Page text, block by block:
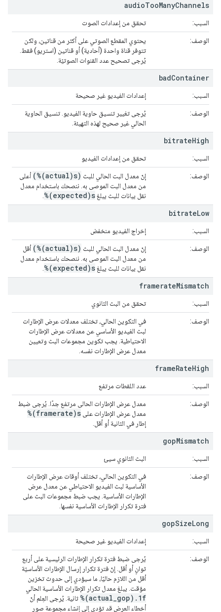
audioTooManyChannels
السبب: تحقق من إعدادات الصوت
الوصف:
يحتوي المقطع الصوتي على أكثر من قناتين، ولكن
تتوفر قناة واحدة (أحادية) أو قناتين (استريو) فقط.
يُرجى تصحيح عدد القنوات الصوتيّة.
badContainer
السبب: إعدادات الفيديو غير صحيحة
الوصف:
يُرجى تغيير تنسيق حاوية الفيديو. تنسيق الحاوية
الحالي غير صحيح لهذه التهيئة.
bitrateHigh
السبب: تحقق من إعدادات الفيديو
الوصف: إنّ معدل البت الحالي للبث (%(actual)s) أعلى
من معدل البت الموصى به. ننصحك باستخدام معدل
نقل بيانات للبث يبلغ%(expected)s
bitrateLow
السبب: إخراج الفيديو منخفض
الوصف: إنّ معدل البت الحالي للبث (%(actual)s) أقل
من معدل البت الموصى به. ننصحك باستخدام معدل
نقل بيانات للبث يبلغ%(expected)s
framerateMismatch
السبب: تحقق من البث الثانوي
الوصف:
في التكوين الحالي، تختلف معدلات عرض الإطارات
لبث الفيديو الأساسي عن معدلات عرض الإطارات
الاحتياطية. يجب تكوين مجموعات البث وتعيين
معدل عرض الإطارات نفسه.
frameRateHigh
السبب: عدد اللقطات مرتفع
الوصف:
معدل عرض الإطارات الحالي مرتفع جدًا. يُرجى ضبط
معدل عرض الإطارات على %(framerate)s
إطار في الثانية أو أقل.
gopMismatch
السبب: البث الثانوي سيئ
الوصف:
في التكوين الحالي، تختلف أوقات عرض الإطارات
الأساسية لبث الفيديو الاحتياطي عن معدل عرض
الإطارات الأساسية. يجب ضبط مجموعات البث على
فترة تكرار الإطارات الأساسية نفسها.
gopSizeLong
السبب: إعدادات الفيديو غير صحيحة
الوصف:
يُرجى ضبط فترة تكرار الإطارات الرئيسية على أربع
ثوانٍ أو أقل. إنّ فترة تكرار إرسال الإطارات الأساسيّة
أقل من اللازم حاليًا، ما سيؤدي إلى حدوث تخزين
مؤقت. يبلغ معدل تكرار الإطارات الأساسية الحالي
%(actual_gop).1f ثانية. يُرجى العِلم أنّ
أخطاء العرض قد تؤدي إلى إنشاء مجموعة صور